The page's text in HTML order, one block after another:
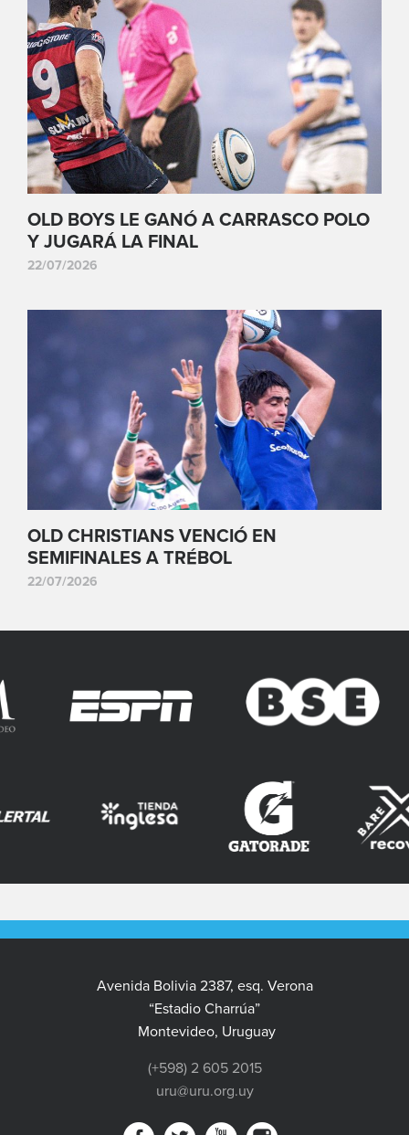
OLD BOYS LE GANÓ A CARRASCO POLO
Y JUGARÁ LA FINAL
22/07/2026
OLD CHRISTIANS VENCIÓ EN
SEMIFINALES A TRÉBOL
22/07/2026
Avenida Bolivia 2387, esq. Verona
“Estadio Charrúa”
Montevideo, Uruguay
(+598) 2 605 2015
uru@uru.org.uy